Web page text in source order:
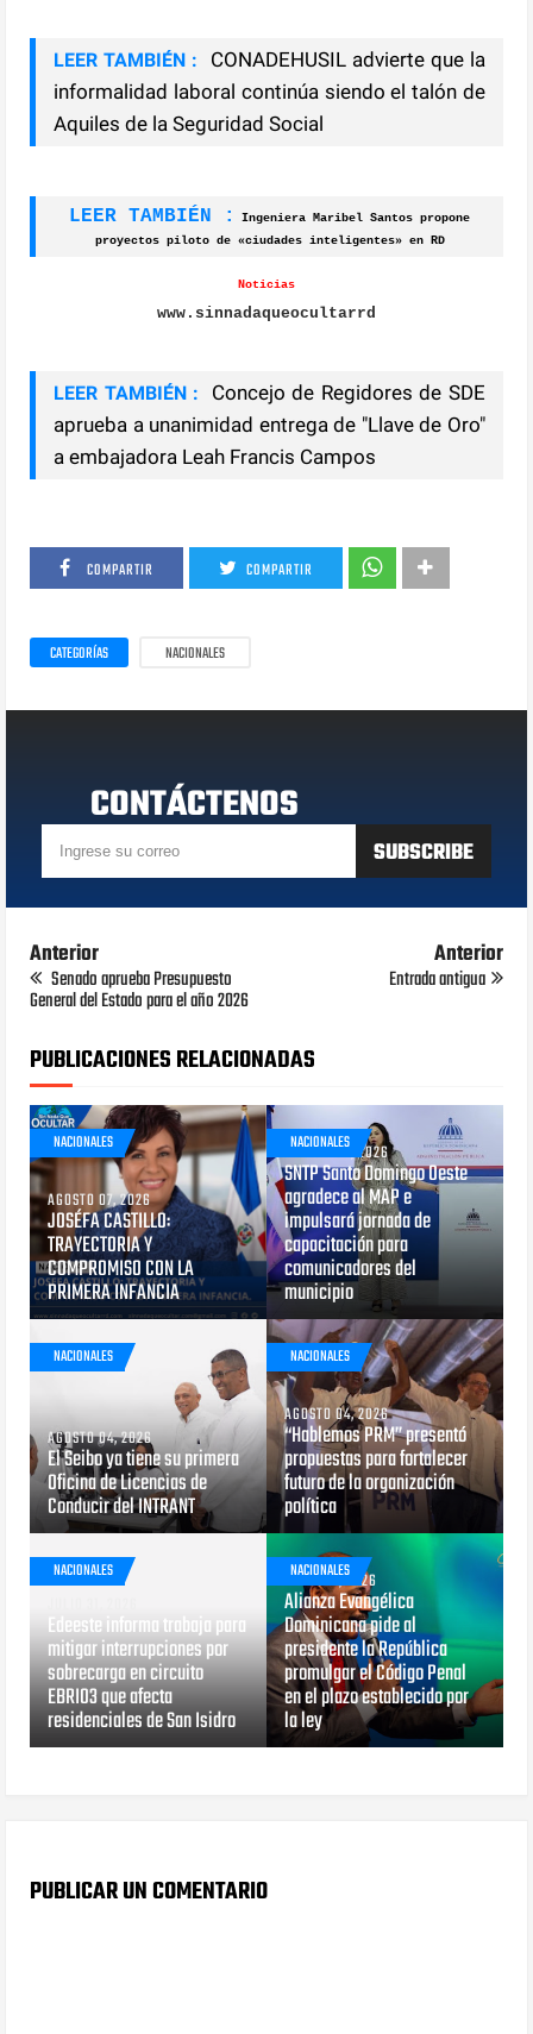
LEER TAMBIÉN :
CONADEHUSIL advierte que la
informalidad laboral continúa siendo el talón de
Aquiles de la Seguridad Social
LEER TAMBIÉN :
Ingeniera Maribel Santos propone
proyectos piloto de «ciudades inteligentes» en RD
Noticias
www.sinnadaqueocultarrd
LEER TAMBIÉN :
​Concejo de Regidores de SDE
aprueba a unanimidad entrega de "Llave de Oro"
a embajadora Leah Francis Campos
COMPARTIR COMPARTIR
CATEGORÍAS NACIONALES
CONTÁCTENOS
Anterior
Senado aprueba Presupuesto
General del Estado para el año 2026
Anterior
Entrada antigua
PUBLICACIONES RELACIONADAS
NACIONALES
AGOSTO 07, 2026
JOSÉFA CASTILLO:
TRAYECTORIA Y
COMPROMISO CON LA
PRIMERA INFANCIA
NACIONALES
AGOSTO 05, 2026
SNTP Santo Domingo Oeste
agradece al MAP e
impulsará jornada de
capacitación para
comunicadores del
municipio
NACIONALES
AGOSTO 04, 2026
El Seibo ya tiene su primera
Oficina de Licencias de
Conducir del INTRANT
NACIONALES
AGOSTO 04, 2026
“Hablemos PRM” presentó
propuestas para fortalecer
futuro de la organización
política
NACIONALES
Edeeste informa trabaja para
mitigar interrupciones por
sobrecarga en circuito
EBRI03 que afecta
residenciales de San Isidro
NACIONALES
JULIO 29, 2026
Alianza Evangélica
Dominicana pide al
presidente la República
promulgar el Código Penal
en el plazo establecido por
la ley
PUBLICAR UN COMENTARIO